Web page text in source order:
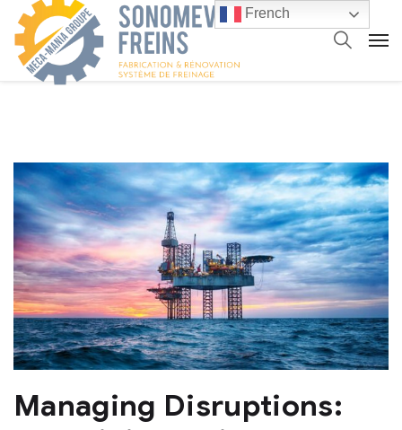
Managing Disruptions:
French